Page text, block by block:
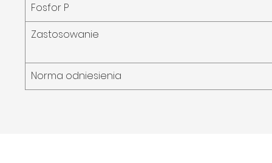
Fosfor P
Zastosowanie
Norma odniesienia